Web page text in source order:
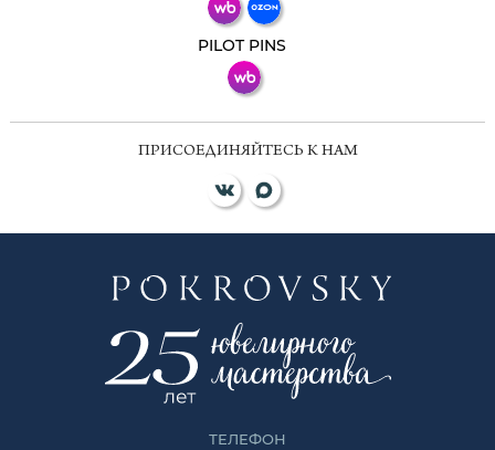
PILOT PINS
ПРИСОЕДИНЯЙТЕСЬ К НАМ
ТЕЛЕФОН